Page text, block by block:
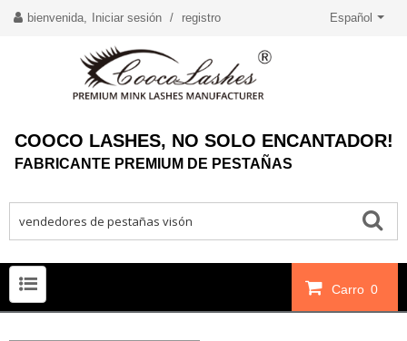
bienvenida, Iniciar sesión / registro Español
COOCO LASHES, NO SOLO ENCANTADOR!
FABRICANTE PREMIUM DE PESTAÑAS
Carro 0